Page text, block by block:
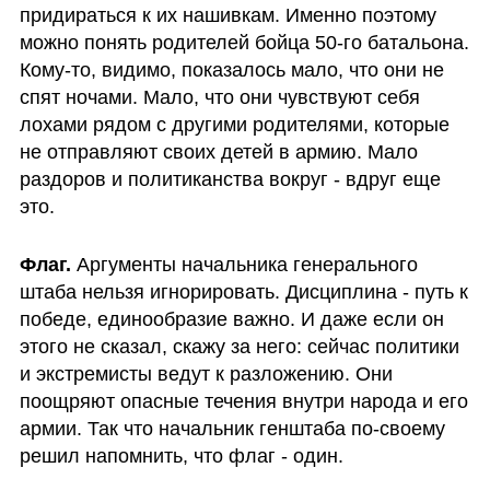
придираться к их нашивкам. Именно поэтому
можно понять родителей бойца 50-го батальона.
Кому-то, видимо, показалось мало, что они не
спят ночами. Мало, что они чувствуют себя
лохами рядом с другими родителями, которые
не отправляют своих детей в армию. Мало
раздоров и политиканства вокруг - вдруг еще
это.
Флаг. Аргументы начальника генерального
штаба нельзя игнорировать. Дисциплина - путь к
победе, единообразие важно. И даже если он
этого не сказал, скажу за него: сейчас политики
и экстремисты ведут к разложению. Они
поощряют опасные течения внутри народа и его
армии. Так что начальник генштаба по-своему
решил напомнить, что флаг - один.